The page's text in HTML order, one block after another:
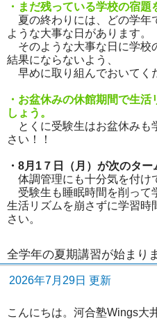
・まだ残っている学校の宿題
夏の終わりには、どの学年
ような大事な日があります。
そのような大事な日に学校
結果にならないよう、
早めに取り組んでおいてく
・お盆休みの休館期間で生
しょう。
とくに受験生はお盆休みも
さい！！
・8月1７日（月）が次のター
体調管理にも十分気を付け
受験生も睡眠時間を削って
生活リズムを崩さずに学習時
さい。
全学年の夏期講習が始まり
2026年7月29日 更新
こんにちは。河合塾Wings大